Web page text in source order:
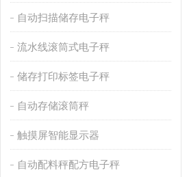
自动扫描储存电子秤
流水线滚筒式电子秤
储存打印标签电子秤
自动存储滚筒秤
触摸屏智能显示器
自动配料秤配方电子秤